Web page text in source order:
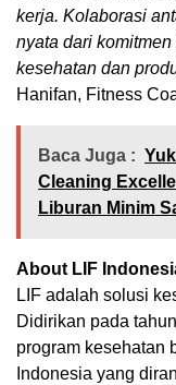
kerja. Kolaborasi
nyata dari
kesehatan dan
Hanifan, Fitness
Baca Juga :
Cleaning
Liburan Minim
About LIF
LIF adalah solusi
Didirikan pada
program kesehatan
Indonesia yang